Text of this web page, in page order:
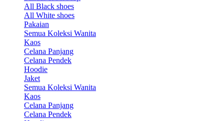
All Black shoes
All White shoes
Pakaian
Semua Koleksi Wanita
Kaos
Celana Panjang
Celana Pendek
Hoodie
Jaket
Semua Koleksi Wanita
Kaos
Celana Panjang
Celana Pendek